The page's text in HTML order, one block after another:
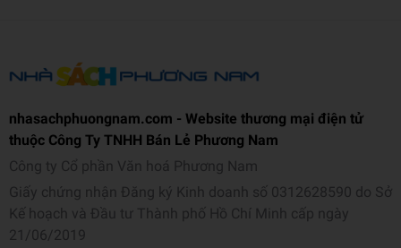
nhasachphuongnam.com - Website thương mại điện tử
thuộc Công Ty TNHH Bán Lẻ Phương Nam
Công ty Cổ phần Văn hoá Phương Nam
Giấy chứng nhận Đăng ký Kinh doanh số 0312628590 do Sở
Kế hoạch và Đầu tư Thành phố Hồ Chí Minh cấp ngày
21/06/2019